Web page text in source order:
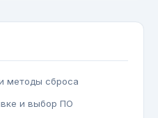
методы сброса
и выбор ПО